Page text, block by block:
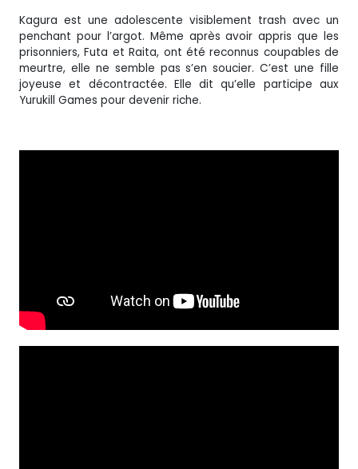
Kagura est une adolescente visiblement trash avec un
penchant pour l’argot. Même après avoir appris que les
prisonniers, Futa et Raita, ont été reconnus coupables de
meurtre, elle ne semble pas s’en soucier. C’est une fille
joyeuse et décontractée. Elle dit qu’elle participe aux
Yurukill Games pour devenir riche.